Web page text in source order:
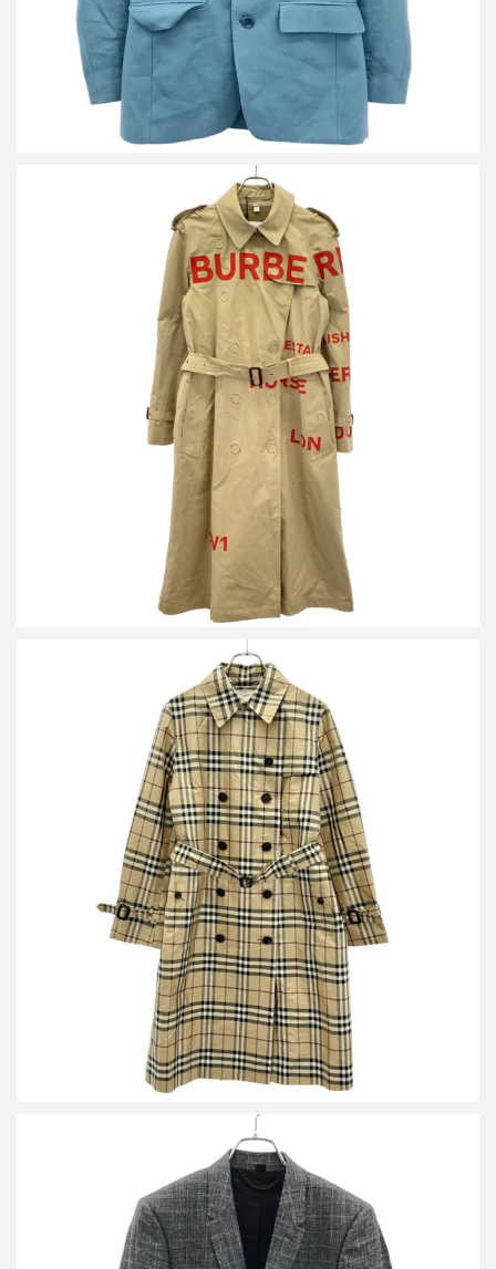
バーバリー ホースフェリープリントトレンチコート 8013694
買取金額30,000円
バーバリーロンドン ノバチェックオールシルクトレンチコート
FRB19-099-14
買取金額26,400円
詳しく見る